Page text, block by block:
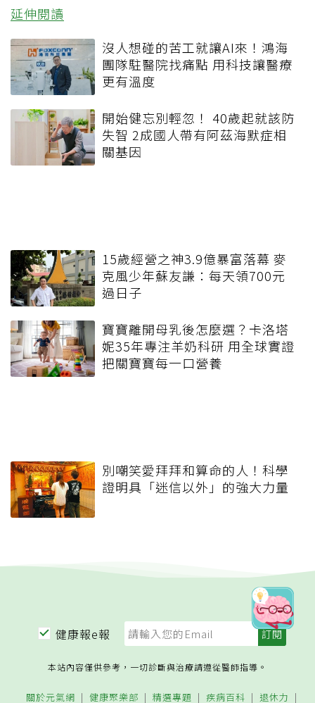
延伸閱讀
沒人想碰的苦工就讓AI來！鴻海
團隊駐醫院找痛點 用科技讓醫療
更有溫度
開始健忘別輕忽！ 40歲起就該防
失智 2成國人帶有阿茲海默症相
關基因
15歲經營之神3.9億暴富落幕 麥
克風少年蘇友謙：每天領700元
過日子
寶寶離開母乳後怎麼選？卡洛塔
妮35年專注羊奶科研 用全球實證
把關寶寶每一口營養
別嘲笑愛拜拜和算命的人！科學
證明具「迷信以外」的強大力量
健康報e報
本站內容僅供參考，一切診斷與治療請遵從醫師指導。
關於元氣網 健康聚樂部 精選專題 疾病百科 退休力